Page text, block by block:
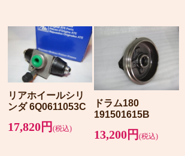
リアホイールシリ
ンダ 6Q0611053C
17,820円 (税込)
ドラム180
191501615B
13,200円(税込)